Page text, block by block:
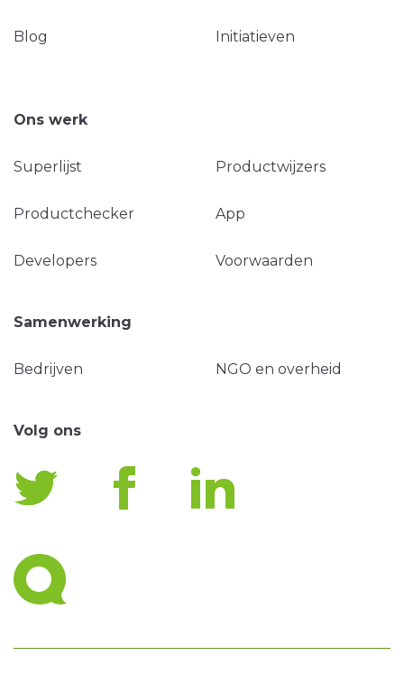
Blog Initiatieven
Ons werk
Superlijst Productwijzers
Productchecker App
Developers Voorwaarden
Samenwerking
Bedrijven NGO en overheid
Volg ons